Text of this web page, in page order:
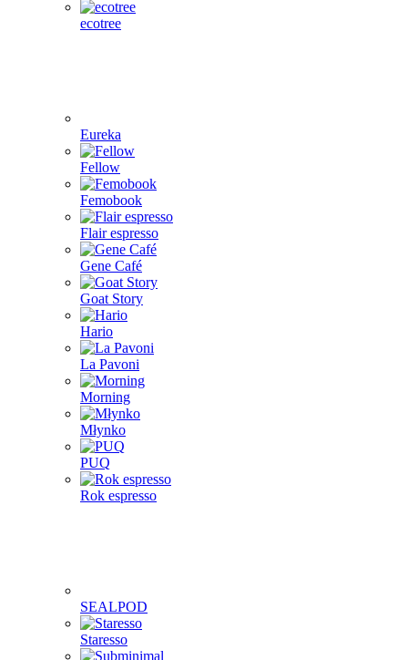
ecotree
Eureka
Fellow
Femobook
Flair espresso
Gene Café
Goat Story
Hario
La Pavoni
Morning
Młynko
PUQ
Rok espresso
SEALPOD
Staresso